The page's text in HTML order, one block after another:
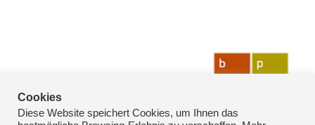
Cookies
Diese Website speichert Cookies, um Ihnen das